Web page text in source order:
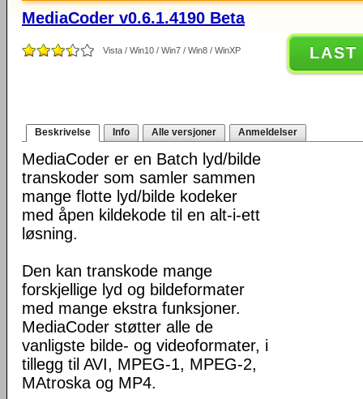
MediaCoder v0.6.1.4190 Beta
Vista / Win10 / Win7 / Win8 / WinXP LAST
Beskrivelse Info Alle versjoner Anmeldelser
MediaCoder er en Batch lyd/bilde
transkoder som samler sammen
mange flotte lyd/bilde kodeker
med åpen kildekode til en alt-i-ett
løsning.
Den kan transkode mange
forskjellige lyd og bildeformater
med mange ekstra funksjoner.
MediaCoder støtter alle de
vanligste bilde- og videoformater, i
tillegg til AVI, MPEG-1, MPEG-2,
MAtroska og MP4.